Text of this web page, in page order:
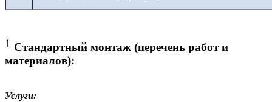
1 Стандартный монтаж (перечень работ и
материалов):
Услуги: